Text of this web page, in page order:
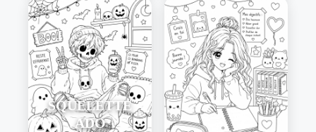
SQUELETTE
ADO